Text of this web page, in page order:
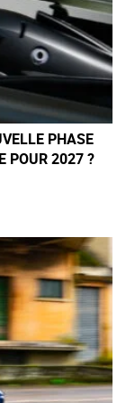
PHASE
POUR 2027 ?